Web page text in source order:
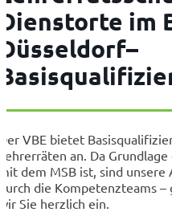
im
VBE bietet
an. Da
dem MSB ist, sind unsere
die Kompetenzteams –
Sie herzlich ein.